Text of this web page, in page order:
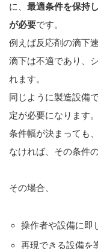
に、 最適条件を保持
が必要です。
例えば反応剤の滴下
滴下は不適であり、
れます。
同じように製造設備
定が必要になります。
条件幅が決まっても、
なければ、その条件
その場合、
操作者や設備に即
再現できる設備を